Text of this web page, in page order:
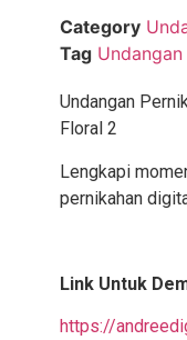
Category
Tag
Undangan
Floral 2
Lengkapi
pernikahan
Link Untuk
https://